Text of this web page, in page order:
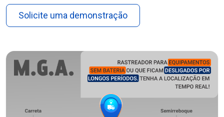
Solicite uma demonstração